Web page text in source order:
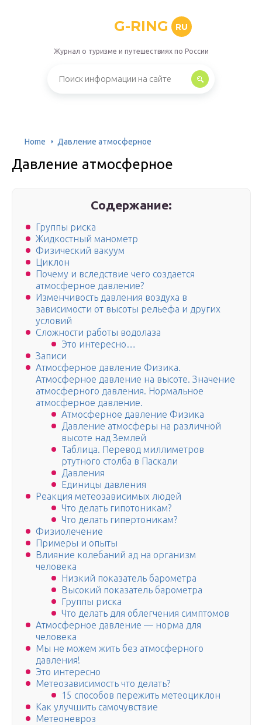
G-RING RU
Журнал о туризме и путешествиях по России
Home Давление атмосферное
Давление атмосферное
Содержание:
Группы риска
Жидкостный манометр
Физический вакуум
Циклон
Почему и вследствие чего создается
атмосферное давление?
Изменчивость давления воздуха в
зависимости от высоты рельефа и других
условий
Сложности работы водолаза
Это интересно…
Записи
Атмосферное давление Физика.
Атмосферное давление на высоте. Значение
атмосферного давления. Нормальное
атмосферное давление.
Атмосферное давление Физика
Давление атмосферы на различной
высоте над Землей
Таблица. Перевод миллиметров
ртутного столба в Паскали
Давления
Единицы давления
Реакция метеозависимых людей
Что делать гипотоникам?
Что делать гипертоникам?
Физиолечение
Примеры и опыты
Влияние колебаний ад на организм
человека
Низкий показатель барометра
Высокий показатель барометра
Группы риска
Что делать для облегчения симптомов
Атмосферное давление — норма для
человека
Мы не можем жить без атмосферного
давления!
Это интересно
Метеозависимость что делать?
15 способов пережить метеоциклон
Как улучшить самочувствие
Метеоневроз